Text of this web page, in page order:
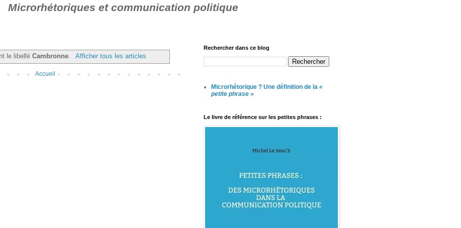
Microrhétoriques et communication politique
le libelléCambronne Afficher tous les articles
Accueil
Rechercher dans ce blog
Microrhétorique ? Une définition de la «
petite phrase »
Le livre de référence sur les petites phrases :